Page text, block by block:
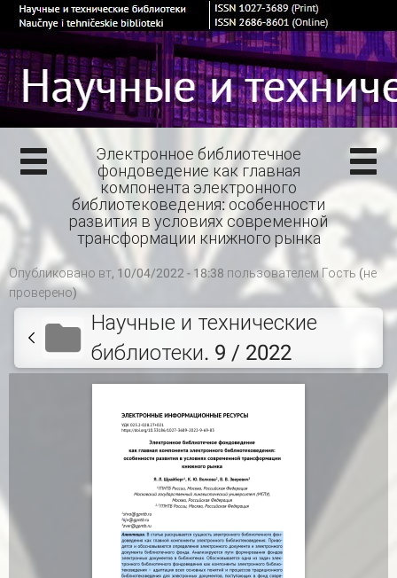
Электронное библиотечное
фондоведение как главная
компонента электронного
библиотековедения: особенности
развития в условиях современной
трансформации книжного рынка
Опубликовано вт, 10/04/2022 - 18:38 пользователемГость (не
проверено)
Научные и технические
библиотеки. 9 / 2022